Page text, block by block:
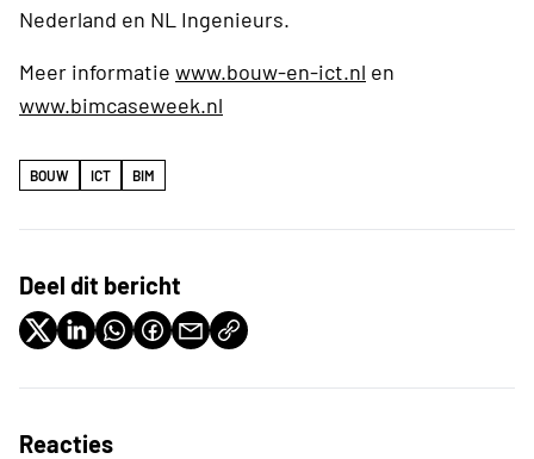
Nederland en NL Ingenieurs.
Meer informatie www.bouw-en-ict.nl en
www.bimcaseweek.nl
BOUW ICT BIM
Deel dit bericht
Reacties